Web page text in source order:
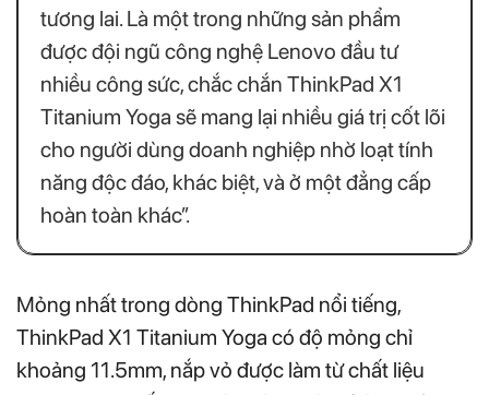
tương lai. Là một trong những sản phẩm
được đội ngũ công nghệ Lenovo đầu tư
nhiều công sức, chắc chắn ThinkPad X1
Titanium Yoga sẽ mang lại nhiều giá trị cốt lõi
cho người dùng doanh nghiệp nhờ loạt tính
năng độc đáo, khác biệt, và ở một đẳng cấp
hoàn toàn khác”.
Mỏng nhất trong dòng ThinkPad nổi tiếng,
ThinkPad X1 Titanium Yoga có độ mỏng chỉ
khoảng 11.5mm, nắp vỏ được làm từ chất liệu